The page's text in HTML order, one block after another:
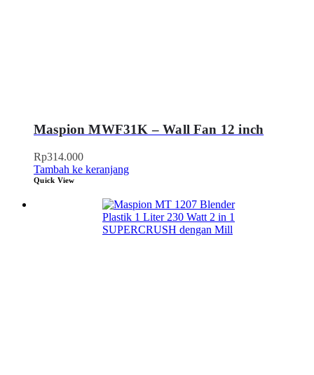
Maspion MWF31K – Wall Fan 12 inch
Rp314.000
Tambah ke keranjang
Quick View